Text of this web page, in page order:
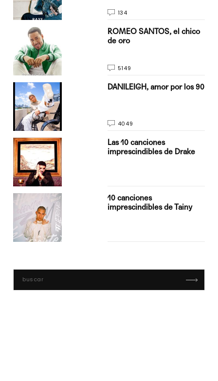
134
ROMEO SANTOS, el chico
de oro
5149
DANILEIGH, amor por los 90
4049
Las 10 canciones
imprescindibles de Drake
10 canciones
imprescindibles de Tainy